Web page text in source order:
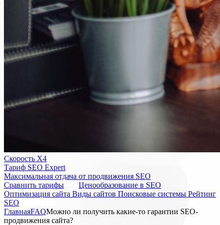
Скорость Х4
Тариф SEO Expert
Максимальная отдача от продвижения SEO
Cравнить тарифы
Ценообразование в SEO
Оптимизация сайта Виды сайтов Поисковые системы Рейтинг
SEO
ГлавнаяFAQМожно ли получить какие-то гарантии SEO-
продвижения сайта?